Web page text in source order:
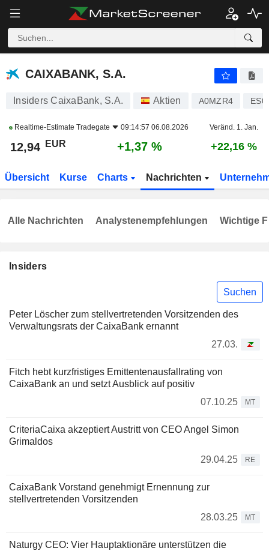
CAIXABANK, S.A.
CAIXABANK, S.A.
Insiders CaixaBank, S.A. Aktien A0MZR4
Realtime-Estimate Tradegate 09:14:57 06.08.2026 Veränd. 1. Jan.
12,94 EUR +1,37 % +22,16 %
Übersicht Kurse Charts Nachrichten
Insiders
Suchen
Peter Löscher zum stellvertretenden Vorsitzenden des
Verwaltungsrats der CaixaBank ernannt
27.03.
Fitch hebt kurzfristiges Emittentenausfallrating von
CaixaBank an und setzt Ausblick auf positiv
07.10.25
MT
CriteriaCaixa akzeptiert Austritt von CEO Angel Simon
Grimaldos
29.04.25
RE
CaixaBank Vorstand genehmigt Ernennung zur
stellvertretenden Vorsitzenden
28.03.25
MT
Naturgy CEO: Vier Hauptaktionäre unterstützen die
Alle Nachrichten Analystenempfehlungen Wichtige